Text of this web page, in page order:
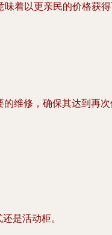
味着以更亲民的价格获
维修，确保其达到再次
是活动柜。